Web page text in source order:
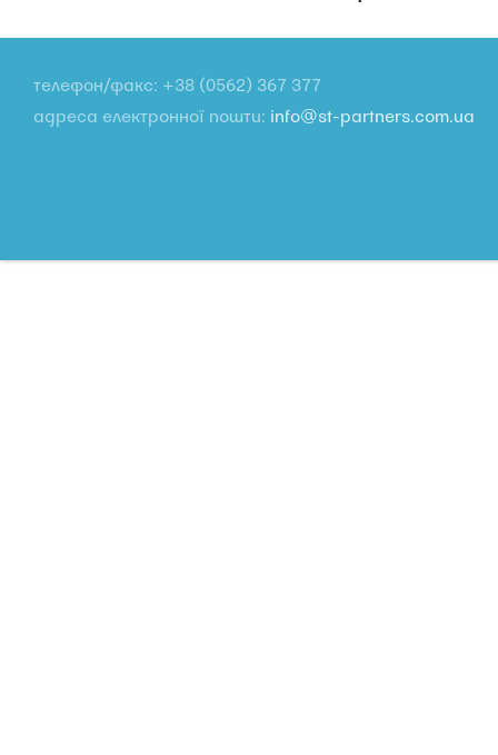
телефон/факс: +38 (0562) 367 377
адреса електронної пошти: info@st-partners.com.ua